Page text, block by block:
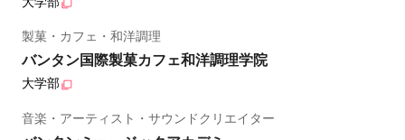
製菓・カフェ・和洋調理
バンタン国際製菓カフェ和洋調理学院
大学部
音楽・アーティスト・サウンドクリエイター